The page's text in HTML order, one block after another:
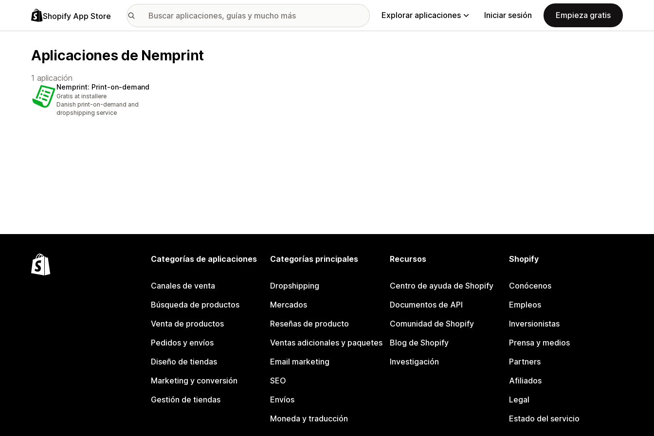
Shopify App Store Explorar aplicaciones Iniciar sesión Empieza gratis
Aplicaciones de Nemprint
1 aplicación
Nemprint: Print‑on‑demand
Gratis at installere
Danish print-on-demand and
dropshipping service
Categorías de aplicaciones
Canales de venta
Búsqueda de productos
Venta de productos
Pedidos y envíos
Diseño de tiendas
Marketing y conversión
Gestión de tiendas
Categorías principales
Dropshipping
Mercados
Reseñas de producto
Ventas adicionales y paquetes
Email marketing
SEO
Envíos
Moneda y traducción
Recursos
Centro de ayuda de Shopify
Documentos de API
Comunidad de Shopify
Blog de Shopify
Investigación
Shopify
Conócenos
Empleos
Inversionistas
Prensa y medios
Partners
Afiliados
Legal
Estado del servicio